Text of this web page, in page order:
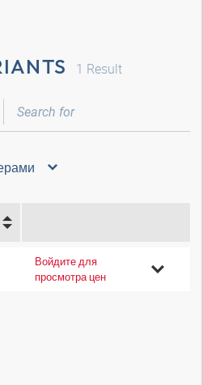
1 Result
Войдите для
просмотра цен